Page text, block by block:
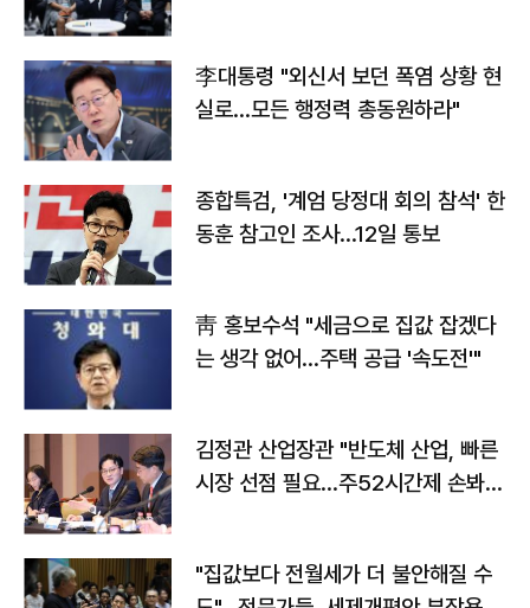
李대통령 "외신서 보던 폭염 상황 현
실로…모든 행정력 총동원하라"
종합특검, '계엄 당정대 회의 참석' 한
동훈 참고인 조사...12일 통보
靑 홍보수석 "세금으로 집값 잡겠다
는 생각 없어…주택 공급 '속도전'"
김정관 산업장관 "반도체 산업, 빠른
시장 선점 필요…주52시간제 손봐
"집값보다 전월세가 더 불안해질 수